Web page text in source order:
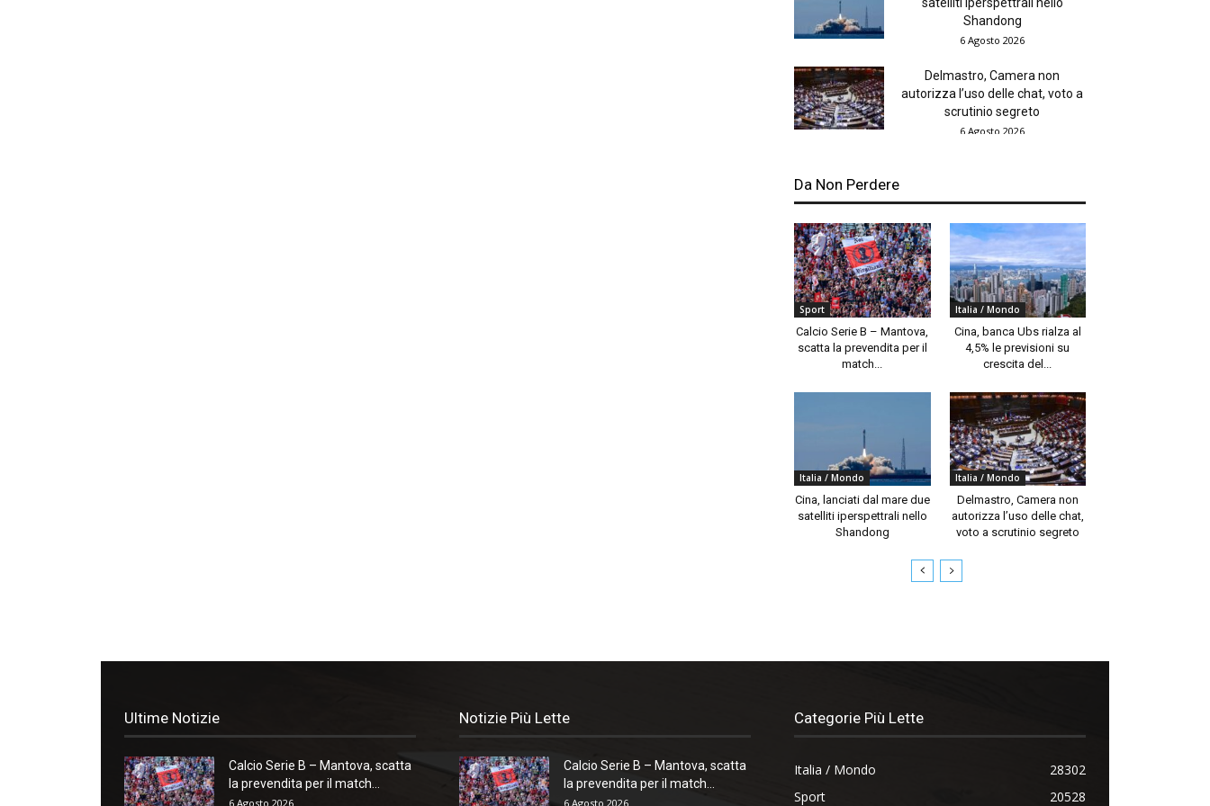
satelliti iperspettrali nello
Shandong
6 Agosto 2026
Delmastro, Camera non
autorizza l’uso delle chat, voto a
scrutinio segreto
6 Agosto 2026
Da Non Perdere
Sport
Calcio Serie B – Mantova,
scatta la prevendita per il
match...
Italia / Mondo
Cina, banca Ubs rialza al
4,5% le previsioni su
crescita del...
Italia / Mondo
Cina, lanciati dal mare due
satelliti iperspettrali nello
Shandong
Italia / Mondo
Delmastro, Camera non
autorizza l’uso delle chat,
voto a scrutinio segreto
Ultime Notizie
Calcio Serie B – Mantova, scatta
la prevendita per il match...
6 Agosto 2026
Notizie Più Lette
Calcio Serie B – Mantova, scatta
la prevendita per il match...
6 Agosto 2026
Categorie Più Lette
Italia / Mondo
28302
Sport
20528